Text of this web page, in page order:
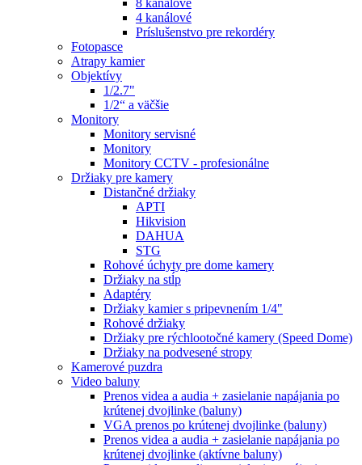
8 kanálové
4 kanálové
Príslušenstvo pre rekordéry
Fotopasce
Atrapy kamier
Objektívy
1/2.7"
1/2“ a väčšie
Monitory
Monitory servisné
Monitory
Monitory CCTV - profesionálne
Držiaky pre kamery
Distančné držiaky
APTI
Hikvision
DAHUA
STG
Rohové úchyty pre dome kamery
Držiaky na stĺp
Adaptéry
Držiaky kamier s pripevnením 1/4"
Rohové držiaky
Držiaky pre rýchlootočné kamery (Speed Dome)
Držiaky na podvesené stropy
Kamerové puzdra
Video baluny
Prenos videa a audia + zasielanie napájania po
krútenej dvojlinke (baluny)
VGA prenos po krútenej dvojlinke (baluny)
Prenos videa a audia + zasielanie napájania po
krútenej dvojlinke (aktívne baluny)